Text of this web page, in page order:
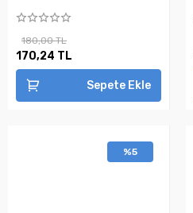
180,00 TL
170,24 TL
Sepete Ekle
%5